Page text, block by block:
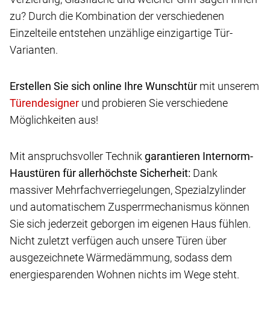
zu? Durch die Kombination der verschiedenen
Einzelteile entstehen unzählige einzigartige Tür-
Varianten.
Erstellen Sie sich online Ihre Wunschtür mit unserem
und probieren Sie verschiedene
Möglichkeiten aus!
Mit anspruchsvoller Technik garantieren Internorm-
Haustüren für allerhöchste Sicherheit: Dank
massiver Mehrfachverriegelungen, Spezialzylinder
und automatischem Zusperrmechanismus können
Sie sich jederzeit geborgen im eigenen Haus fühlen.
Nicht zuletzt verfügen auch unsere Türen über
ausgezeichnete Wärmedämmung, sodass dem
energiesparenden Wohnen nichts im Wege steht.